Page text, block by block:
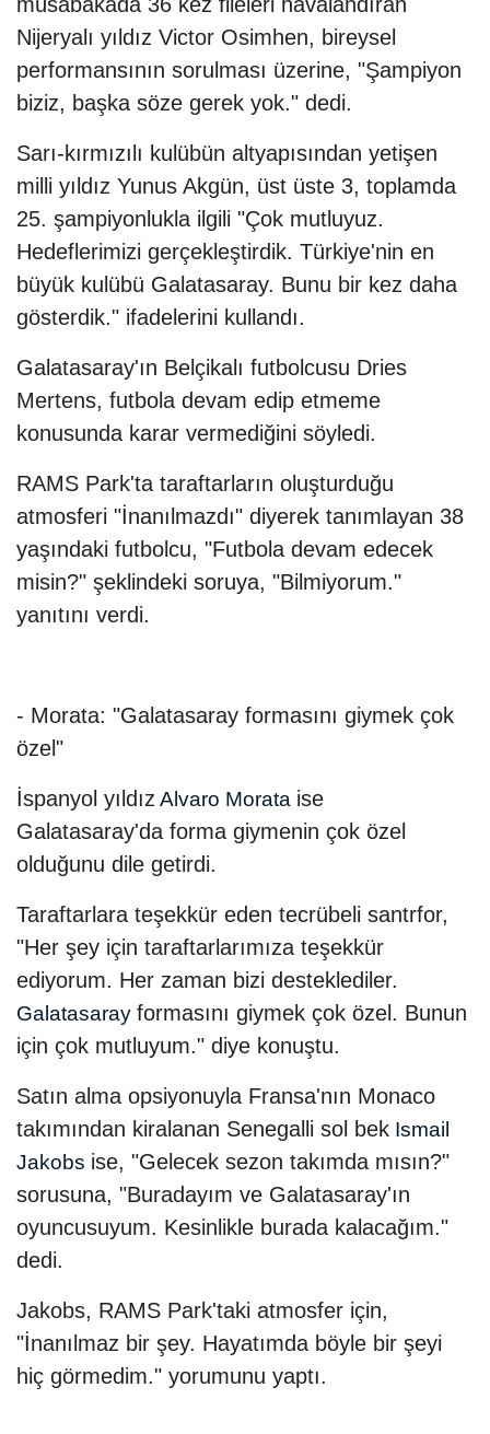
Nijeryalı yıldız Victor Osimhen, bireysel
performansının sorulması üzerine, "Şampiyon
biziz, başka söze gerek yok." dedi.
Sarı-kırmızılı kulübün altyapısından yetişen
milli yıldız Yunus Akgün, üst üste 3, toplamda
25. şampiyonlukla ilgili "Çok mutluyuz.
Hedeflerimizi gerçekleştirdik. Türkiye'nin en
büyük kulübü Galatasaray. Bunu bir kez daha
gösterdik." ifadelerini kullandı.
Galatasaray'ın Belçikalı futbolcusu Dries
Mertens, futbola devam edip etmeme
konusunda karar vermediğini söyledi.
RAMS Park'ta taraftarların oluşturduğu
atmosferi "İnanılmazdı" diyerek tanımlayan 38
yaşındaki futbolcu, "Futbola devam edecek
misin?" şeklindeki soruya, "Bilmiyorum."
yanıtını verdi.
- Morata: "Galatasaray formasını giymek çok
özel"
İspanyol yıldız Alvaro Morata ise
Galatasaray'da forma giymenin çok özel
olduğunu dile getirdi.
Taraftarlara teşekkür eden tecrübeli santrfor,
"Her şey için taraftarlarımıza teşekkür
ediyorum. Her zaman bizi desteklediler.
Galatasaray formasını giymek çok özel. Bunun
için çok mutluyum." diye konuştu.
Satın alma opsiyonuyla Fransa'nın Monaco
takımından kiralanan Senegalli sol bek Ismail
Jakobs ise, "Gelecek sezon takımda mısın?"
sorusuna, "Buradayım ve Galatasaray'ın
oyuncusuyum. Kesinlikle burada kalacağım."
dedi.
Jakobs, RAMS Park'taki atmosfer için,
"İnanılmaz bir şey. Hayatımda böyle bir şeyi
hiç görmedim." yorumunu yaptı.